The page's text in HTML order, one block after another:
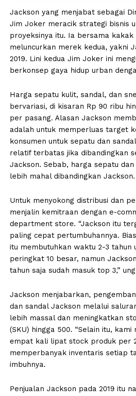
Jackson yang menjabat sebagai
Jim Joker meracik strategi bisnis
proyeksinya itu. Ia bersama
meluncurkan merek kedua, yakni
2019. Lini kedua Jim Joker ini
berkonsep gaya hidup urban
Harga sepatu kulit, sandal, dan
bervariasi, di kisaran Rp 90 ribu
per pasang. Alasan Jackson
adalah untuk memperluas target
konsumen untuk sepatu dan
relatif terbatas jika dibandingkan
Jackson. Sebab, harga sepatu
lebih mahal dibandingkan Jackson.
Untuk menyokong distribusi dan
menjalin kemitraan dengan e-
department store. “Jackson itu
paling cepat pertumbuhannya.
itu membutuhkan waktu 2-3 tahun
peringkat 10 besar, namun
tahun saja sudah masuk top 3,”
Jackson menjabarkan,
dan sandal Jackson melalui
lebih massal dan meningkatkan
(SKU) hingga 500. “Selain itu, kami
empat kali lipat stock produk per
memperbanyak inventaris setiap
imbuhnya.
Penjualan Jackson pada 2019 itu